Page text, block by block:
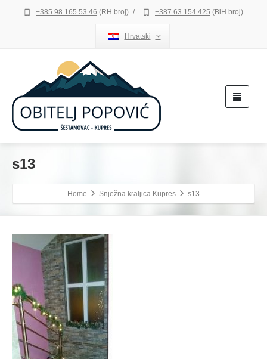
+385 98 165 53 46 (RH broj) / +387 63 154 425 (BiH broj)
Hrvatski
s13
Home Snježna kraljica Kupres s13